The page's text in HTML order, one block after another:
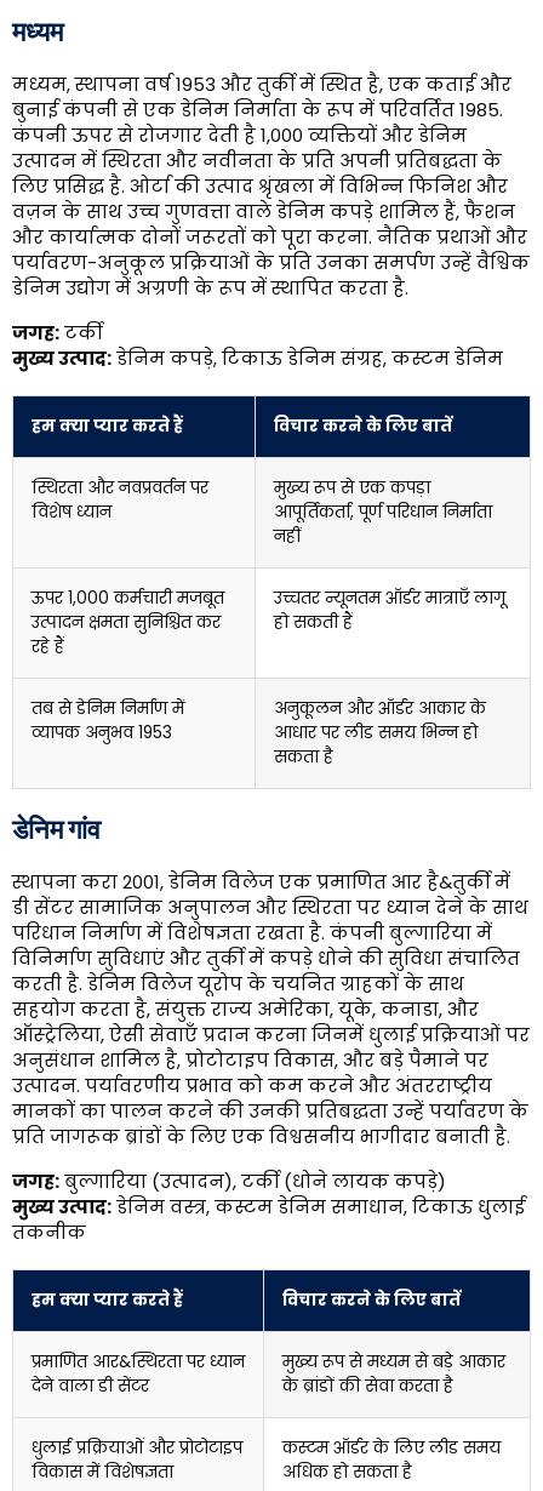
मध्यम
मध्यम, स्थापना वर्ष 1953 और तुर्की में स्थित है, एक कताई और
बुनाई कंपनी से एक डेनिम निर्माता के रूप में परिवर्तित 1985.
कंपनी ऊपर से रोजगार देती है 1,000 व्यक्तियों और डेनिम
उत्पादन में स्थिरता और नवीनता के प्रति अपनी प्रतिबद्धता के
लिए प्रसिद्ध है. ओर्टा की उत्पाद श्रृंखला में विभिन्न फिनिश और
वज़न के साथ उच्च गुणवत्ता वाले डेनिम कपड़े शामिल हैं, फैशन
और कार्यात्मक दोनों जरूरतों को पूरा करना. नैतिक प्रथाओं और
पर्यावरण-अनुकूल प्रक्रियाओं के प्रति उनका समर्पण उन्हें वैश्विक
डेनिम उद्योग में अग्रणी के रूप में स्थापित करता है.
जगह:टर्की
मुख्य उत्पाद:डेनिम कपड़े, टिकाऊ डेनिम संग्रह, कस्टम डेनिम
हम क्या प्यार करते हैं विचार करने के लिए बातें
स्थिरता और नवप्रवर्तन पर
विशेष ध्यान
मुख्य रूप से एक कपड़ा
आपूर्तिकर्ता, पूर्ण परिधान निर्माता
नहीं
ऊपर 1,000 कर्मचारी मजबूत
उत्पादन क्षमता सुनिश्चित कर
रहे हैं
उच्चतर न्यूनतम ऑर्डर मात्राएँ लागू
हो सकती हैं
तब से डेनिम निर्माण में
व्यापक अनुभव 1953
अनुकूलन और ऑर्डर आकार के
आधार पर लीड समय भिन्न हो
सकता है
डेनिम गांव
स्थापना करा 2001, डेनिम विलेज एक प्रमाणित आर है&तुर्की में
डी सेंटर सामाजिक अनुपालन और स्थिरता पर ध्यान देने के साथ
परिधान निर्माण में विशेषज्ञता रखता है. कंपनी बुल्गारिया में
विनिर्माण सुविधाएं और तुर्की में कपड़े धोने की सुविधा संचालित
करती है. डेनिम विलेज यूरोप के चयनित ग्राहकों के साथ
सहयोग करता है, संयुक्त राज्य अमेरिका, यूके, कनाडा, और
ऑस्ट्रेलिया, ऐसी सेवाएँ प्रदान करना जिनमें धुलाई प्रक्रियाओं पर
अनुसंधान शामिल है, प्रोटोटाइप विकास, और बड़े पैमाने पर
उत्पादन. पर्यावरणीय प्रभाव को कम करने और अंतरराष्ट्रीय
मानकों का पालन करने की उनकी प्रतिबद्धता उन्हें पर्यावरण के
प्रति जागरूक ब्रांडों के लिए एक विश्वसनीय भागीदार बनाती है.
जगह:बुल्गारिया (उत्पादन), टर्की (धोने लायक कपड़े)
मुख्य उत्पाद:डेनिम वस्त्र, कस्टम डेनिम समाधान, टिकाऊ धुलाई
तकनीक
हम क्या प्यार करते हैं विचार करने के लिए बातें
प्रमाणित आर&स्थिरता पर ध्यान
देने वाला डी सेंटर
मुख्य रूप से मध्यम से बड़े आकार
के ब्रांडों की सेवा करता है
धुलाई प्रक्रियाओं और प्रोटोटाइप
विकास में विशेषज्ञता
कस्टम ऑर्डर के लिए लीड समय
अधिक हो सकता है